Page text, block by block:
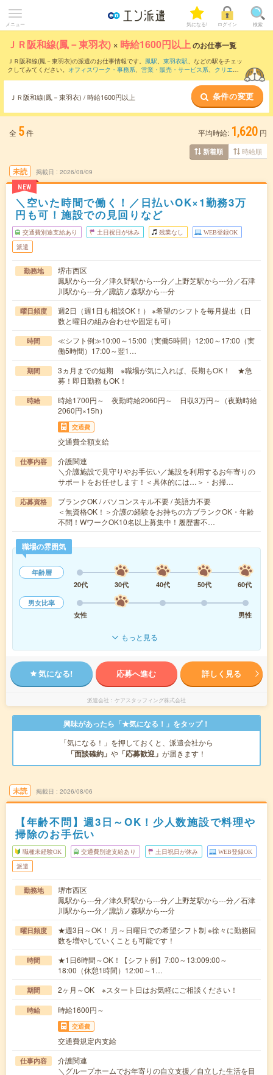
メニュー 気になる! ログイン 検索
ＪＲ阪和線(鳳－東羽衣) × 時給1600円以上のお仕事一覧
ＪＲ阪和線(鳳－東羽衣)の派遣のお仕事情報です。 鳳駅、 東羽衣駅、などの駅をチェッ
クしてみてください。 オフィスワーク・事務系、 営業・販売・サービス系、 クリエイ
ＪＲ阪和線(鳳－東羽衣) / 時給1600円以上 条件の変更
全 5件 平均時給: 1,620 円
新着順 時給順
未読
NEW
掲載日 2026/08/09
＼空いた時間で働く！／日払いOK×1勤務3万
円も可！施設での見回りなど
交通費別途支給あり 土日祝日が休み 残業なし WEB登録OK
派遣
勤務地
堺市西区
鳳駅から---分／津久野駅から---分／上野芝駅から---分／石津
川駅から---分／諏訪ノ森駅から---分
曜日頻度
週2日（週1日も相談OK！） ※希望のシフトを毎月提出（日
数と曜日の組み合わせや固定も可）
時間
≪シフト例≫10:00～15:00（実働5時間）12:00～17:00（実
働5時間）17:00～翌1…
期間
3ヵ月までの短期 ※職場が気に入れば、長期もOK！ ★急
募！即日勤務もOK！
時給
時給1700円～ 夜勤時給2060円～ 日収3万円～（夜勤時給
2060円×15h）
交通費
交通費全額支給
仕事内容
介護関連
＼介護施設で見守りやお手伝い／施設を利用するお年寄りの
サポートをお任せします！＜具体的には…＞・お掃…
応募資格
ブランクOK / パソコンスキル不要 / 英語力不要
＜無資格OK！＞介護の経験をお持ちの方ブランクOK・年齢
不問！WワークOK10名以上募集中！履歴書不…
職場の雰囲気
年齢層
20代
30代 40代 50代
60代
男女比率
女性
男性
もっと見る
気になる! 応募へ進む 詳しく見る
派遣会社 ケアスタッフィング株式会社
興味があったら「★気になる！」をタップ！
「気になる！」を押しておくと、派遣会社から
「面談確約」 や 「応募歓迎」 が届きます！
未読 掲載日 2026/08/06
【年齢不問】週3日～OK！少人数施設で料理や
掃除のお手伝い
職種未経験OK 交通費別途支給あり 土日祝日が休み WEB登録OK
派遣
勤務地
堺市西区
鳳駅から---分／津久野駅から---分／上野芝駅から---分／石津
川駅から---分／諏訪ノ森駅から---分
曜日頻度
★週3日～OK！ 月～日曜日での希望シフト制 ※徐々に勤務回
数を増やしていくことも可能です！
時間
★1日6時間～OK！【シフト例】7:00～13:009:00～
18:00（休憩1時間）12:00～1…
期間 2ヶ月～OK ※スタート日はお気軽にご相談ください！
時給 時給1600円～
交通費
交通費規定内支給
仕事内容
介護関連
＼グループホームでお年寄りの自立支援／自立した生活を目